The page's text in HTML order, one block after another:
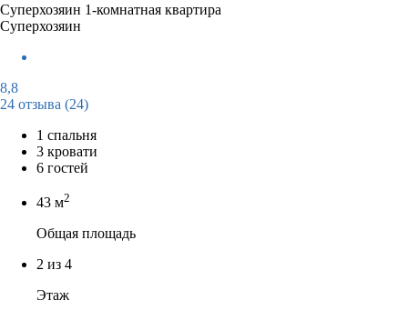
Суперхозяин 1-комнатная квартира
Суперхозяин
8,8
24 отзыва (24)
1 спальня
3 кровати
6 гостей
43 м2
Общая площадь
2 из 4
Этаж